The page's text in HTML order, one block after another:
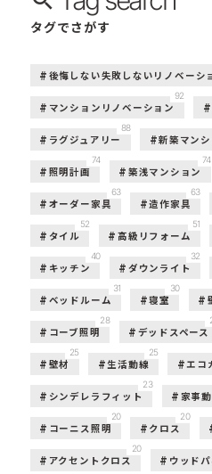
タグでさがす
後悔しない失敗しないリノベーシ
マンションリノベーション
92
ラグジュアリー
88
新築マン
照明計画
74
築浅マンション
74
オーダー家具
63
造作家具
63
タイル
52
高級リフォーム
51
キッチン
40
ダウンライト
32
ベッドルーム
31
寝室
30
コーブ照明
28
デッドスペース
壁材
25
生活動線
25
エコ
シンデレラフィット
23
家事
コーニス照明
20
クロス
20
アクセントクロス
20
ウッド